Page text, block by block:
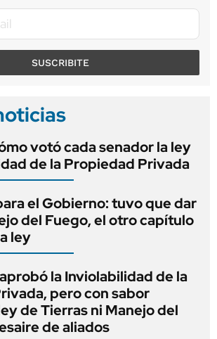
SUSCRIBITE
votó cada senador la ley
de la Propiedad Privada
el Gobierno: tuvo que dar
del Fuego, el otro capítulo
ley
la Inviolabilidad de la
pero con sabor
de Tierras ni Manejo del
de aliados